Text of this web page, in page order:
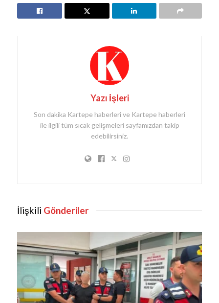
Yazı İşleri
Son dakika Kartepe haberleri ve Kartepe haberleri
ile ilgili tüm sıcak gelişmeleri sayfamızdan takip
edebilirsiniz.
İlişkili Gönderiler